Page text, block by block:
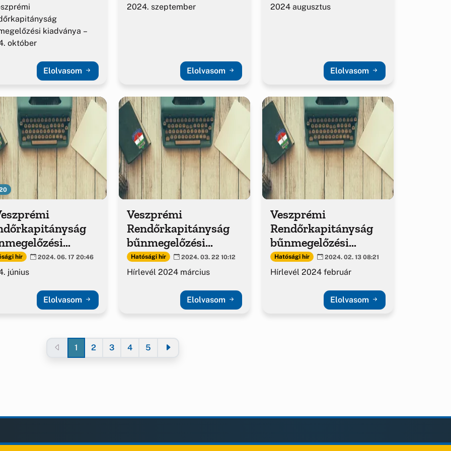
kiadványa –
október
Elolvasom
2024. szeptember
Elolvasom
2024 augusztus
Elolvasom
hír 2024. 06. 17 20:46
június
Elolvasom
Veszprémi
Rendőrkapitányság
bűnmegelőzési
hírlevél
Hatósági hír 2024. 03. 22 10:12
Hírlevél 2024 március
Elolvasom
Veszprémi
Rendőrkapitányság
bűnmegelőzési
hírlevél
Hatósági hír 2024. 02. 13 08:21
Hírlevél 2024 február
Elolvasom
1 2 3 4 5
KIEGÉSZÍTÉS KAPCSOLAT